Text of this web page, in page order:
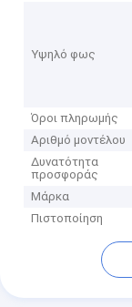
Υψηλό φως
Όροι πληρωμής
Αριθμό μοντέλου
Δυνατότητα
προσφοράς
Μάρκα
Πιστοποίηση